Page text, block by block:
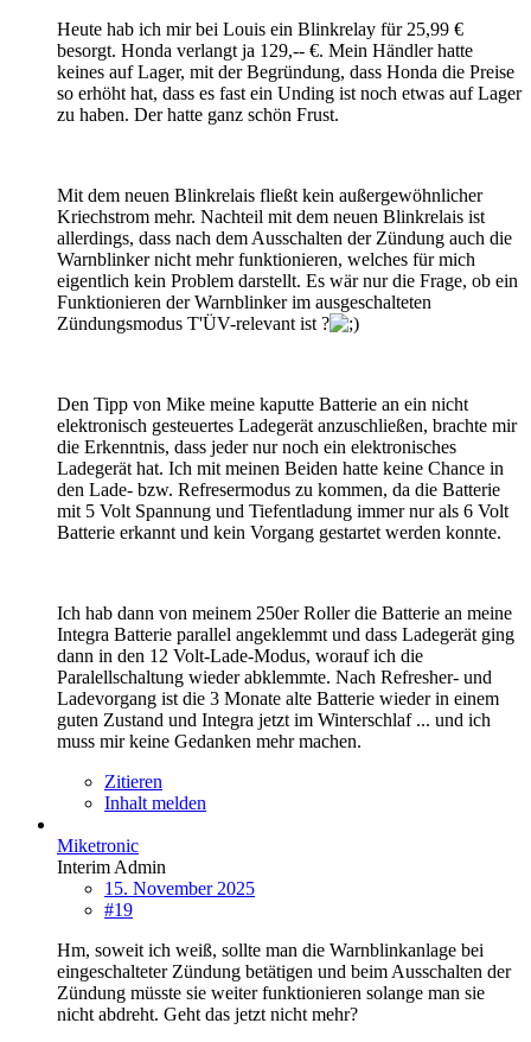
Heute hab ich mir bei Louis ein Blinkrelay für 25,99 €
besorgt. Honda verlangt ja 129,-- €. Mein Händler hatte
keines auf Lager, mit der Begründung, dass Honda die Preise
so erhöht hat, dass es fast ein Unding ist noch etwas auf Lager
zu haben. Der hatte ganz schön Frust.
Mit dem neuen Blinkrelais fließt kein außergewöhnlicher
Kriechstrom mehr. Nachteil mit dem neuen Blinkrelais ist
allerdings, dass nach dem Ausschalten der Zündung auch die
Warnblinker nicht mehr funktionieren, welches für mich
eigentlich kein Problem darstellt. Es wär nur die Frage, ob ein
Funktionieren der Warnblinker im ausgeschalteten
Zündungsmodus T'ÜV-relevant ist ?
Den Tipp von Mike meine kaputte Batterie an ein nicht
elektronisch gesteuertes Ladegerät anzuschließen, brachte mir
die Erkenntnis, dass jeder nur noch ein elektronisches
Ladegerät hat. Ich mit meinen Beiden hatte keine Chance in
den Lade- bzw. Refresermodus zu kommen, da die Batterie
mit 5 Volt Spannung und Tiefentladung immer nur als 6 Volt
Batterie erkannt und kein Vorgang gestartet werden konnte.
Ich hab dann von meinem 250er Roller die Batterie an meine
Integra Batterie parallel angeklemmt und dass Ladegerät ging
dann in den 12 Volt-Lade-Modus, worauf ich die
Paralellschaltung wieder abklemmte. Nach Refresher- und
Ladevorgang ist die 3 Monate alte Batterie wieder in einem
guten Zustand und Integra jetzt im Winterschlaf ... und ich
muss mir keine Gedanken mehr machen.
Zitieren
Inhalt melden
Miketronic
Interim Admin
15. November 2025
#19
Hm, soweit ich weiß, sollte man die Warnblinkanlage bei
eingeschalteter Zündung betätigen und beim Ausschalten der
Zündung müsste sie weiter funktionieren solange man sie
nicht abdreht. Geht das jetzt nicht mehr?